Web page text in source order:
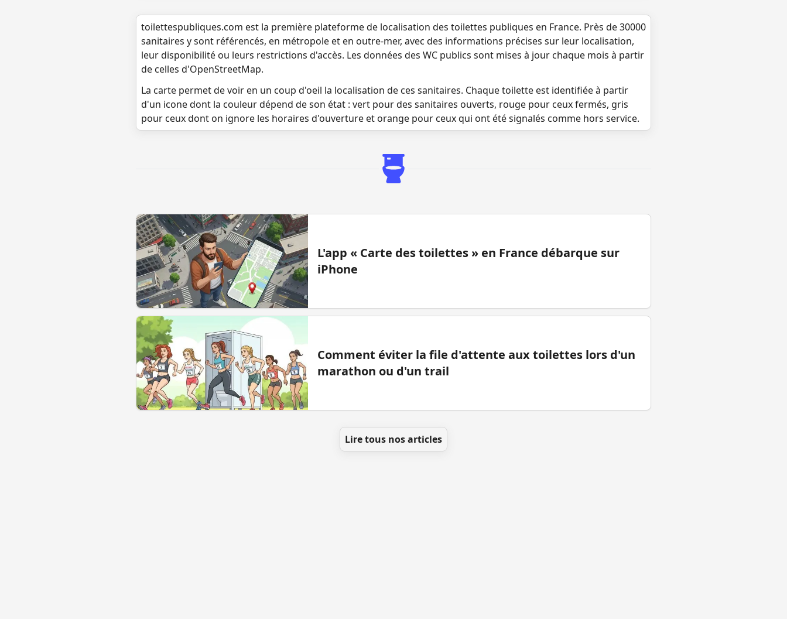
toilettespubliques.com est la première plateforme de localisation des toilettes publiques en France. Près de 30000
sanitaires y sont référencés, en métropole et en outre-mer, avec des informations précises sur leur localisation,
leur disponibilité ou leurs restrictions d'accès. Les données des WC publics sont mises à jour chaque mois à partir
de celles d'OpenStreetMap.
La carte permet de voir en un coup d'oeil la localisation de ces sanitaires. Chaque toilette est identifiée à partir
d'un icone dont la couleur dépend de son état : vert pour des sanitaires ouverts, rouge pour ceux fermés, gris
pour ceux dont on ignore les horaires d'ouverture et orange pour ceux qui ont été signalés comme hors service.
L'app « Carte des toilettes » en France débarque sur
iPhone
Comment éviter la file d'attente aux toilettes lors d'un
marathon ou d'un trail
Lire tous nos articles